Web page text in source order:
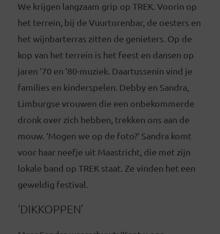
We krijgen langzaam grip op TREK. Voorin op
het terrein, bij de Vuurtorenbar, de oesters en
het wijnbarterras zitten de genieters. Op de
kop van het terrein is het feest en dansen op
jaren ’70 en ’80-muziek. Daartussenin vind je
families en kinderspelen. Debby en Sandra,
Limburgse vrouwen die een onbekommerde
dronk over zich hebben, trekken ons aan de
mouw. ‘Mogen we op de foto?’ Sandra komt
voor haar neefje uit Maastricht, die met zijn
lokale band op TREK staat. Ze vinden het een
geweldig festival.
‘DIKKOPPEN’